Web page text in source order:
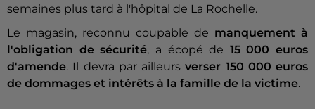
semaines plus tard à l'hôpital de La Rochelle.
Le magasin, reconnu coupable de manquement à
l'obligation de sécurité, a écopé de 15 000 euros
d'amende. Il devra par ailleursverser 150 000 euros
de dommages et intérêts à la famille de la victime.